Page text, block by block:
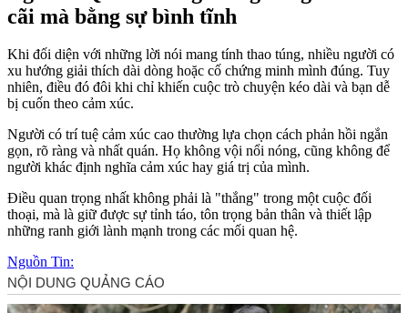
cãi mà bằng sự bình tĩnh
Khi đối diện với những lời nói mang tính thao túng, nhiều người có
xu hướng giải thích dài dòng hoặc cố chứng minh mình đúng. Tuy
nhiên, điều đó đôi khi chỉ khiến cuộc trò chuyện kéo dài và bạn dễ
bị cuốn theo cảm xúc.
Người có trí tuệ cảm xúc cao thường lựa chọn cách phản hồi ngắn
gọn, rõ ràng và nhất quán. Họ không vội nổi nóng, cũng không để
người khác định nghĩa cảm xúc hay giá trị của mình.
Điều quan trọng nhất không phải là "thắng" trong một cuộc đối
thoại, mà là giữ được sự tỉnh táo, tôn trọng bản thân và thiết lập
những ranh giới lành mạnh trong các mối quan hệ.
Nguồn Tin: